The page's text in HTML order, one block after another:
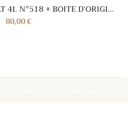
N°518 + BOITE D’ORIGINE
MECCANO
80,00€